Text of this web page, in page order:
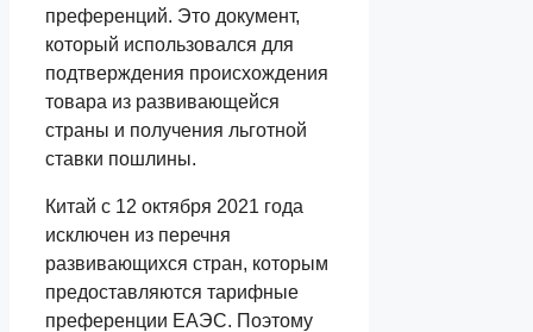
преференций. Это документ,
который использовался для
подтверждения происхождения
товара из развивающейся
страны и получения льготной
ставки пошлины.
Китай с 12 октября 2021 года
исключен из перечня
развивающихся стран, которым
предоставляются тарифные
преференции ЕАЭС. Поэтому